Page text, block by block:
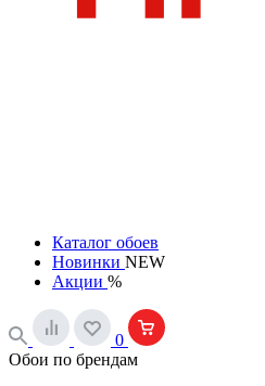
Каталог обоев
Новинки NEW
Акции %
0
Обои по брендам